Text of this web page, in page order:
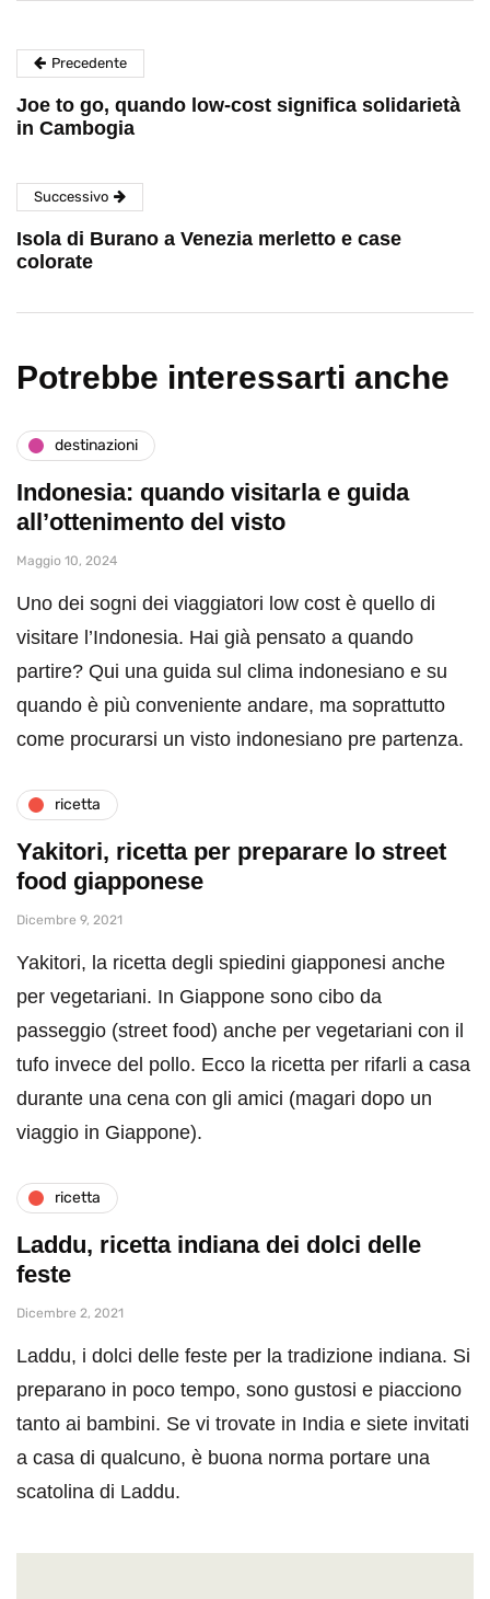
Precedente
Joe to go, quando low-cost significa solidarietà
in Cambogia
Successivo
Isola di Burano a Venezia merletto e case
colorate
Potrebbe interessarti anche
destinazioni
Indonesia: quando visitarla e guida
all’ottenimento del visto
Maggio 10, 2024
Uno dei sogni dei viaggiatori low cost è quello di
visitare l’Indonesia. Hai già pensato a quando
partire? Qui una guida sul clima indonesiano e su
quando è più conveniente andare, ma soprattutto
come procurarsi un visto indonesiano pre partenza.
ricetta
Yakitori, ricetta per preparare lo street
food giapponese
Dicembre 9, 2021
Yakitori, la ricetta degli spiedini giapponesi anche
per vegetariani. In Giappone sono cibo da
passeggio (street food) anche per vegetariani con il
tufo invece del pollo. Ecco la ricetta per rifarli a casa
durante una cena con gli amici (magari dopo un
viaggio in Giappone).
ricetta
Laddu, ricetta indiana dei dolci delle
feste
Dicembre 2, 2021
Laddu, i dolci delle feste per la tradizione indiana. Si
preparano in poco tempo, sono gustosi e piacciono
tanto ai bambini. Se vi trovate in India e siete invitati
a casa di qualcuno, è buona norma portare una
scatolina di Laddu.